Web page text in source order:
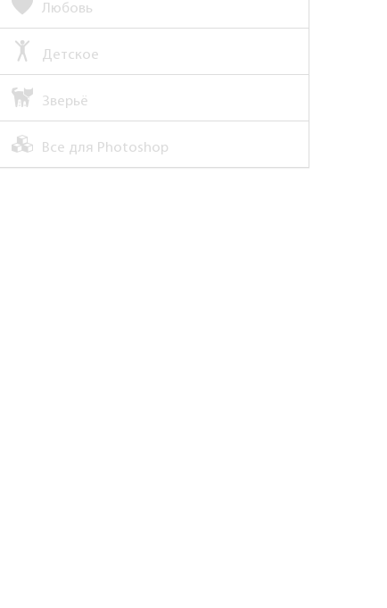
Любовь
Детское
Зверьё
Все для Photoshop